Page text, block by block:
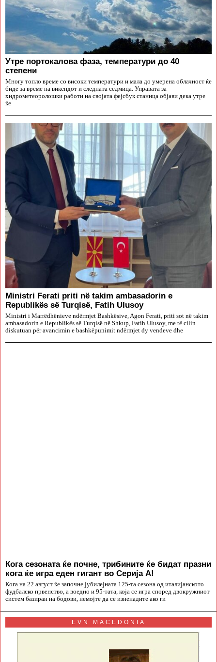
Утре портокалова фаза, температури до 40
степени
Многу топло време со високи температури и мала до умерена облачност ќе
биде за време на викендот и следната седмица. Управата за
хидрометеоролошки работи на својата фејсбук станица објави дека утре
ќе
Ministri Ferati priti në takim ambasadorin e
Republikës së Turqisë, Fatih Ulusoy
Ministri i Marrëdhënieve ndërmjet Bashkësive, Agon Ferati, priti sot në takim
ambasadorin e Republikës së Turqisë në Shkup, Fatih Ulusoy, me të cilin
diskutuan për avancimin e bashkëpunimit ndërmjet dy vendeve dhe
Кога сезоната ќе почне, трибините ќе бидат празни
кога ќе игра еден гигант во Серија А!
Кога на 22 август ќе започне јубилејната 125-та сезона од италијанското
фудбалско првенство, а воедно и 95-тата, која се игра според двокружниот
систем базиран на бодови, немојте да се изненадите ако ги
EVN MACEDONIA